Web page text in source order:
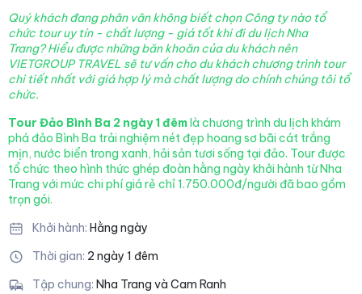
Quý khách đang phân vân không biết chọn Công ty nào tổ
chức tour uy tín - chất lượng - giá tốt khi đi du lịch Nha
Trang?Hiểu được những băn khoăn của du khách nên
VIETGROUP TRAVEL sẽ tư vấn cho du khách chương trình tour
chi tiết nhất với giá hợp lý mà chất lượng do chính chúng tôi tổ
chức.
Tour Đảo Bình Ba 2 ngày 1 đêmlà chương trình du lịch khám
phá đảo Bình Ba trải nghiệm nét đẹp hoang sơ bãi cát trắng
mịn, nước biển trong xanh, hải sản tươi sống tại đảo. Tour được
tổ chức theo hình thức ghép đoàn hằng ngày khởi hành từ Nha
Trang với mức chi phí giá rẻ chỉ 1.750.000đ/người đã bao gồm
trọn gói.
Khởi hành: Hằng ngày
Thời gian: 2 ngày 1 đêm
Tập chung: Nha Trang và Cam Ranh